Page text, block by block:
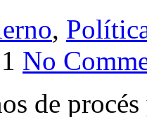
,
No
de